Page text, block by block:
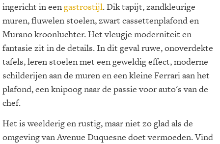
ingericht in eengastrostijl. Dik tapijt, zandkleurige
muren, fluwelen stoelen, zwart cassettenplafond en
Murano kroonluchter. Het vleugje moderniteit en
fantasie zit in de details. In dit geval ruwe, onoverdekte
tafels, leren stoelen met een geweldig effect, moderne
schilderijen aan de muren en een kleine Ferrari aan het
plafond, een knipoog naar de passie voor auto's van de
chef.
Het is weelderig en rustig, maar niet zo glad als de
omgeving van Avenue Duquesne doet vermoeden. Vind